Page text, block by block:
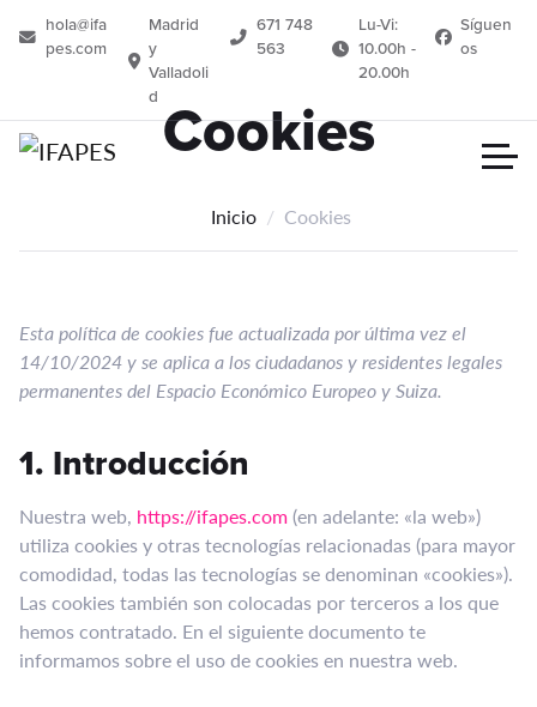
hola@ifa
pes.com
Madrid
y
Valladoli
d
671 748
563
Lu-Vi:
10.00h -
20.00h
Síguen
os
Cookies
Inicio Cookies
Esta política de cookies fue actualizada por última vez el
14/10/2024 y se aplica a los ciudadanos y residentes legales
permanentes del Espacio Económico Europeo y Suiza.
1. Introducción
Nuestra web, https://ifapes.com(en adelante: «la web»)
utiliza cookies y otras tecnologías relacionadas (para mayor
comodidad, todas las tecnologías se denominan «cookies»).
Las cookies también son colocadas por terceros a los que
hemos contratado. En el siguiente documento te
informamos sobre el uso de cookies en nuestra web.